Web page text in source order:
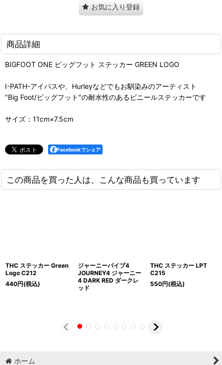
お気に入り登録
商品詳細
BIGFOOT ONE ビッグフット ステッカー GREEN LOGO
I-PATH-アイパスや、Hurleyなどでもお馴染みのアーティスト
"Big Foot/ビッグフット"の耐水性のあるビニールステッカーです
サイズ：11cm×7.5cm
Facebookでシェア
この商品を買った人は、こんな商品も買っています
THC ステッカー Green
Logo C212
440円(税込)
ジャーニーパイプ4
JOURNEY4 ジャーニー
4 DARK RED ダークレ
ッド
THC ステッカー LPT
C215
550円(税込)
ホーム